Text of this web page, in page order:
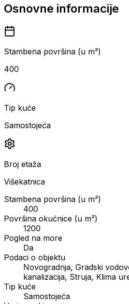
Osnovne informacije
Stambena površina (u m²)
400
Tip kuće
Samostojeća
Broj etaža
Višekatnica
Stambena površina (u m²)
400
Površina okućnice (u m²)
1200
Pogled na more
Da
Podaci o objektu
Novogradnja, Gradski
kanalizacija, Struja, Klima
Tip kuće
Samostojeća